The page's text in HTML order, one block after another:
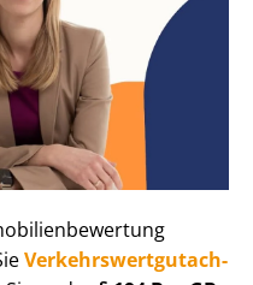
Ver­kehrs­wert­gut­ach­